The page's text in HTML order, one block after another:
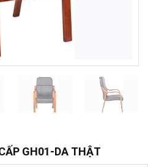
GH01-DA THẬT